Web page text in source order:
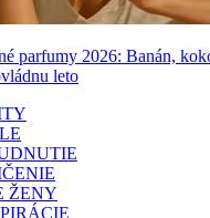
parfumy 2026: Banán,
leto
ŽENY